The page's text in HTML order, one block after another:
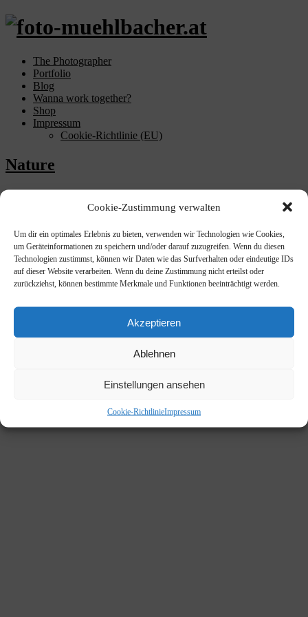
Cookie-Zustimmung verwalten
Um dir ein optimales Erlebnis zu bieten, verwenden wir Technologien wie Cookies,
um Geräteinformationen zu speichern und/oder darauf zuzugreifen. Wenn du diesen
Technologien zustimmst, können wir Daten wie das Surfverhalten oder eindeutige IDs
auf dieser Website verarbeiten. Wenn du deine Zustimmung nicht erteilst oder
zurückziehst, können bestimmte Merkmale und Funktionen beeinträchtigt werden.
Akzeptieren
Ablehnen
Einstellungen ansehen
Cookie-RichtlinieImpressum
The Photographer
Portfolio
Blog
Wanna work together?
Shop
Impressum
Cookie-Richtlinie (EU)
Nature
tmuehlbacher 22. September 2018Kommentare deaktiviertfür
Nature
Torsten Muehlbacher - follow me also onInstagram